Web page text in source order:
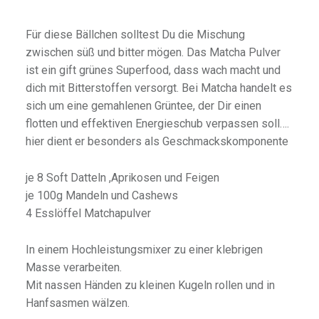
Für diese Bällchen solltest Du die Mischung
zwischen süß und bitter mögen. Das Matcha Pulver
ist ein gift grünes Superfood, dass wach macht und
dich mit Bitterstoffen versorgt. Bei Matcha handelt es
sich um eine gemahlenen Grüntee, der Dir einen
flotten und effektiven Energieschub verpassen soll….
hier dient er besonders als Geschmackskomponente
je 8 Soft Datteln ,Aprikosen und Feigen
je 100g Mandeln und Cashews
4 Esslöffel Matchapulver
In einem Hochleistungsmixer zu einer klebrigen
Masse verarbeiten.
Mit nassen Händen zu kleinen Kugeln rollen und in
Hanfsasmen wälzen.